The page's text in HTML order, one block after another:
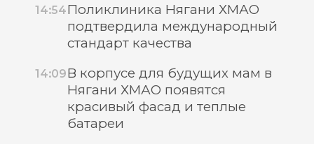
14:54Поликлиника Нягани ХМАО
подтвердила международный
стандарт качества
14:09В корпусе для будущих мам в
Нягани ХМАО появятся
красивый фасад и теплые
батареи